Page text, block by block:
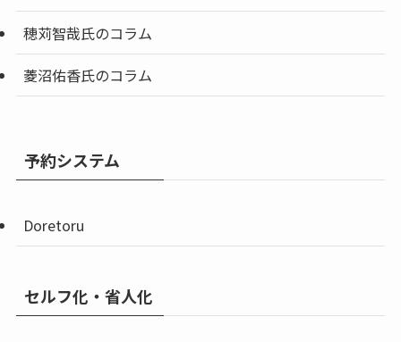
穂苅智哉氏のコラム
菱沼佑香氏のコラム
予約システム
Doretoru
セルフ化・省人化